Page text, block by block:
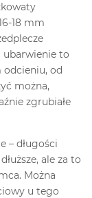
18 mm
ubarwienie to
od
można,
zgrubiałe
– długości
ale za to
Można
u tego